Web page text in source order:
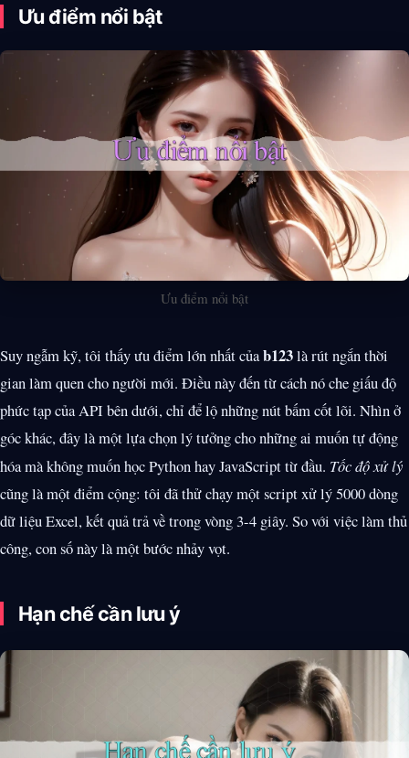
Ưu điểm nổi bật
Ưu điểm nổi bật
Suy ngẫm kỹ, tôi thấy ưu điểm lớn nhất củab123là rút ngắn thời
gian làm quen cho người mới. Điều này đến từ cách nó che giấu độ
phức tạp của API bên dưới, chỉ để lộ những nút bấm cốt lõi. Nhìn ở
góc khác, đây là một lựa chọn lý tưởng cho những ai muốn tự động
hóa mà không muốn học Python hay JavaScript từ đầu. Tốc độ xử lý
cũng là một điểm cộng: tôi đã thử chạy một script xử lý 5000 dòng
dữ liệu Excel, kết quả trả về trong vòng 3-4 giây. So với việc làm thủ
công, con số này là một bước nhảy vọt.
Hạn chế cần lưu ý